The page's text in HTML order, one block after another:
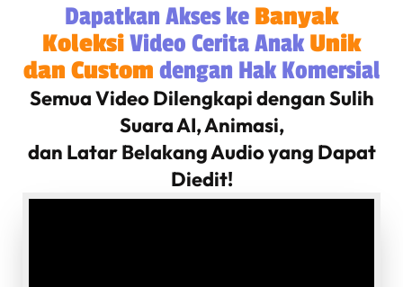
Dapatkan Akses ke Banyak
KoleksiVideo Cerita Anak Unik
dan Custom dengan Hak Komersial
Semua Video Dilengkapi dengan Sulih
Suara AI, Animasi,
dan Latar Belakang Audio yang Dapat
Diedit!